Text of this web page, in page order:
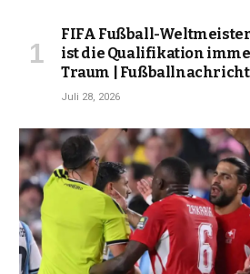
FIFA Fußball-
ist die Qualifikation
Traum |
Juli 28, 2026